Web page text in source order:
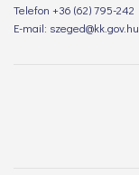
Telefon +36 (62) 795-242
E-mail: szeged@kk.gov.hu